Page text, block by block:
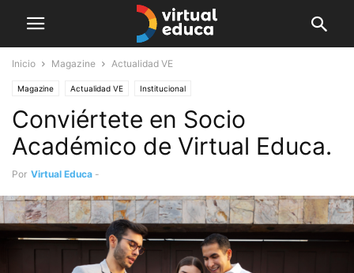
Inicio Magazine Actualidad VE
Magazine Actualidad VE Institucional
Conviértete en Socio
Académico de Virtual Educa.
Por Virtual Educa -